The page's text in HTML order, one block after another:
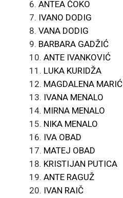
ANTEA ČOKO
IVANO DODIG
VANA DODIG
BARBARA GADŽIĆ
ANTE IVANKOVIĆ
LUKA KURIDŽA
MAGDALENA MARIĆ
IVANA MENALO
MIRNA MENALO
NIKA MENALO
IVA OBAD
MATEJ OBAD
KRISTIJAN PUTICA
ANTE RAGUŽ
IVAN RAIČ